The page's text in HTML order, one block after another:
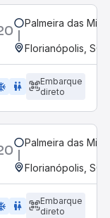
Palmeira das
Florianópolis, SC
wc
Embarque
direto
Palmeira das
Florianópolis, SC
wc
Embarque
direto